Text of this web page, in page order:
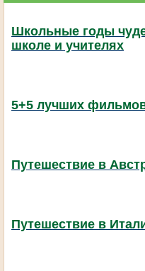
Школьные годы
школе и учителях
5+5 лучших
Путешествие в
Путешествие в